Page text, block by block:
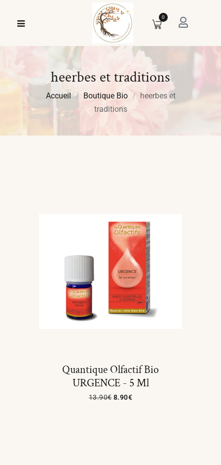
0
heerbes et traditions
Accueil Boutique Bio
heerbes et
traditions
Quantique Olfactif Bio
URGENCE - 5 Ml
13.90€ 8.90€